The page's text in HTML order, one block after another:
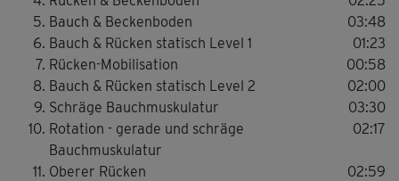
gibt es immer wieder ruhigere Relax-Phasen, die für ein
ausgeglichenes Training sorgen, das auch für Einsteiger
nicht zu schwierig ist.
Es handelt sich hier um einen Multilevel-Kurs: Ina
Münsberg und Tom Berghoff zeigen parallel viele
Übungen in verschiedenen Schwierigkeitsstufen.
Bauch & Beckenboden
03:48
Bauch & Rücken statisch Level 1
01:23
Rücken-Mobilisation
00:58
Bauch & Rücken statisch Level 2
02:00
Schräge Bauchmuskulatur
03:30
Rotation - gerade und schräge
Bauchmuskulatur
02:17
Oberer Rücken
02:59